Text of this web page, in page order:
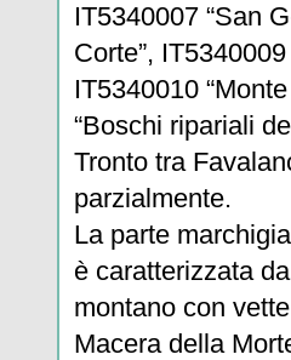
IT5340007 “San
Corte”,
IT5340010
“Boschi ripariali
Tronto tra
parzialmente.
La parte
è caratterizzata
montano con
Macera della